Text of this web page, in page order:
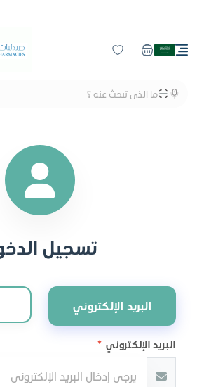
تسجيل
البريد الإلكتروني
البريد الإلكتروني *